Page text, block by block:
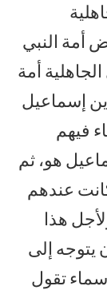
أمة النبي
أمة
إسماعيل
فيهم
هو، ثم
عندهم
هذا
يتوجه إلى
تقول